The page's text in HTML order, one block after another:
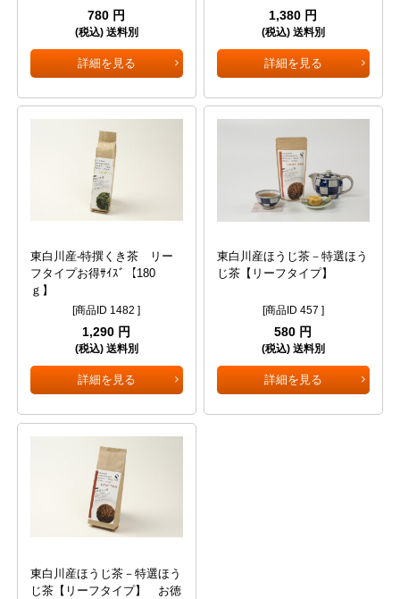
780 円
(税込) 送料別
詳細を見る
1,380 円
(税込) 送料別
詳細を見る
東白川産-特撰くき茶 リー
フタイプお得ｻｲｽﾞ【180
ｇ】
[商品ID 1482 ]
1,290 円
(税込) 送料別
詳細を見る
東白川産ほうじ茶－特選ほう
じ茶【リーフタイプ】
[商品ID 457 ]
580 円
(税込) 送料別
詳細を見る
東白川産ほうじ茶－特選ほう
じ茶【リーフタイプ】 お徳